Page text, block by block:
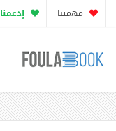
مهمتنا إدعمنا